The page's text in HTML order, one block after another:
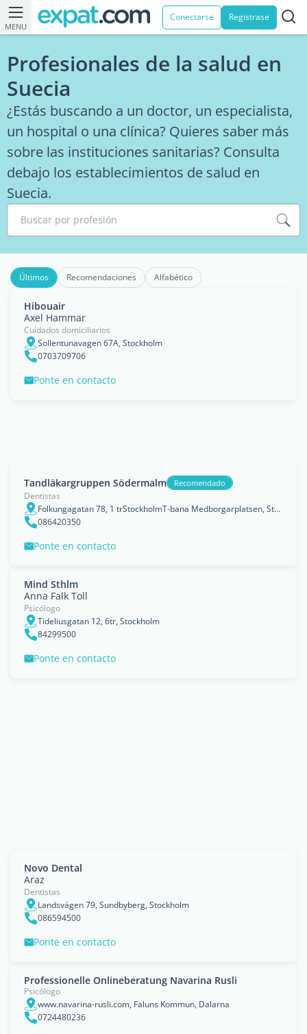
MENU
Conectarse Registrase
Profesionales de la salud en
Suecia
¿Estás buscando a un doctor, un especialista,
un hospital o una clínica? Quieres saber más
sobre las instituciones sanitarias? Consulta
debajo los establecimientos de salud en
Suecia.
Buscar por profesión
Últimos Recomendaciones Alfabético
Hibouair
Axel Hammar
Cuidados domiciliarios
Sollentunavagen 67A, Stockholm
0703709706
Ponte en contacto
Tandläkargruppen Södermalm Recomendado
Dentistas
Folkungagatan 78, 1 trStockholmT-bana Medborgarplatsen, Stockholm Municipality
086420350
Ponte en contacto
Mind Sthlm
Anna Falk Toll
Psicólogo
Tideliusgatan 12, 6tr, Stockholm
84299500
Ponte en contacto
Novo Dental
Araz
Dentistas
Landsvägen 79, Sundbyberg, Stockholm
086594500
Ponte en contacto
Professionelle Onlineberatung Navarina Rusli
Psicólogo
www.navarina-rusli.com, Faluns Kommun, Dalarna
0724480236